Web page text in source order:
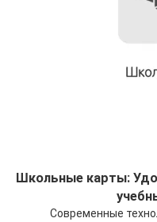
Школьные карты:
Современные